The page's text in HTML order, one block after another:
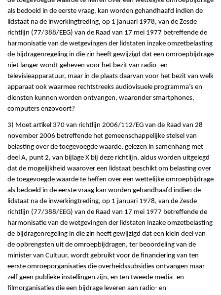
als bedoeld in de eerste vraag, kan worden gehandhaafd indien de
lidstaat na de inwerkingtreding, op 1 januari 1978, van de Zesde
richtlijn (77/388/EEG) van de Raad van 17 mei 1977 betreffende de
harmonisatie van de wetgevingen der lidstaten inzake omzetbelasting
de bijdragenregeling in die zin heeft gewijzigd dat een omroepbijdrage
niet langer wordt geheven voor het bezit van radio- en
televisieapparatuur, maar in de plaats daarvan voor het bezit van welk
apparaat ook waarmee rechtstreeks audiovisuele programma’s en
diensten kunnen worden ontvangen, waaronder smartphones,
computers enzovoort?
3) Moet artikel 370 van richtlijn 2006/112/EG van de Raad van 28
november 2006 betreffende het gemeenschappelijke stelsel van
belasting over de toegevoegde waarde, gelezen in samenhang met
deel A, punt 2, van bijlage X bij deze richtlijn, aldus worden uitgelegd
dat de mogelijkheid waarover een lidstaat beschikt om belasting over
de toegevoegde waarde te heffen over een wettelijke omroepbijdrage
als bedoeld in de eerste vraag kan worden gehandhaafd indien de
lidstaat na de inwerkingtreding, op 1 januari 1978, van de Zesde
richtlijn (77/388/EEG) van de Raad van 17 mei 1977 betreffende de
harmonisatie van de wetgevingen der lidstaten inzake omzetbelasting
de bijdragenregeling in die zin heeft gewijzigd dat een klein deel van
de opbrengsten uit de omroepbijdragen, ter beoordeling van de
minister van Cultuur, wordt gebruikt voor de financiering van ten
eerste omroeporganisaties die overheidssubsidies ontvangen maar
zelf geen publieke instellingen zijn, en ten tweede media- en
filmorganisaties die een bijdrage leveren aan radio- en